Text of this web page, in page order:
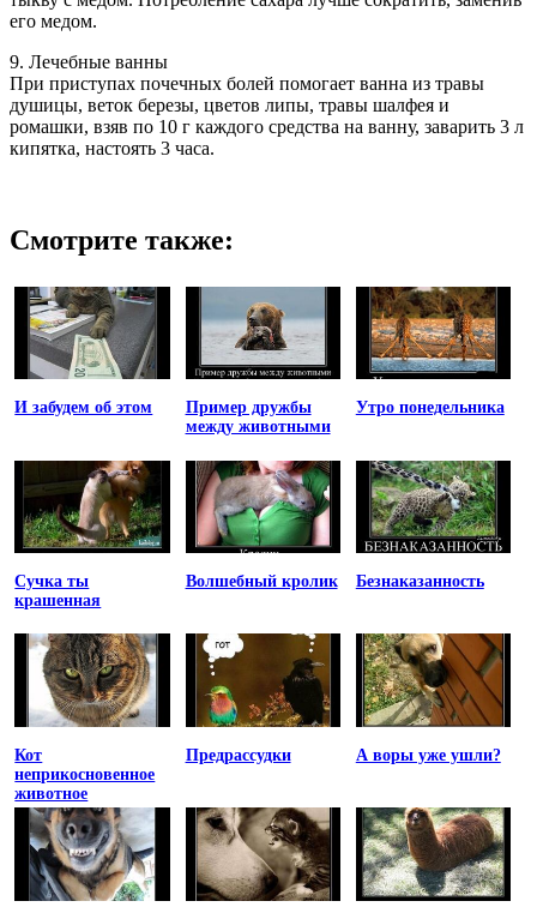
его медом.
9. Лечебные ванны
При приступах почечных болей помогает ванна из травы
душицы, веток березы, цветов липы, травы шалфея и
ромашки, взяв по 10 г каждого средства на ванну, заварить 3 л
кипятка, настоять 3 часа.
Смотрите также:
И забудем об этом
Пример дружбы
между животными
Утро понедельника
Сучка ты
крашенная
Волшебный кролик Безнаказанность
Кот
неприкосновенное
животное
Предрассудки А воры уже ушли?